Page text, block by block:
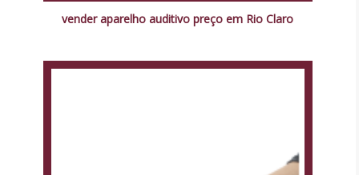
vender aparelho auditivo preço em Rio Claro